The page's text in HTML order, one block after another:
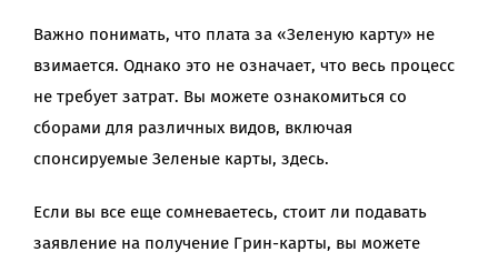
Важно понимать, что плата за «Зеленую карту» не
взимается. Однако это не означает, что весь процесс
не требует затрат. Вы можете ознакомиться со
сборами для различных видов, включая
спонсируемые Зеленые карты, здесь.
Если вы все еще сомневаетесь, стоит ли подавать
заявление на получение Грин-карты, вы можете